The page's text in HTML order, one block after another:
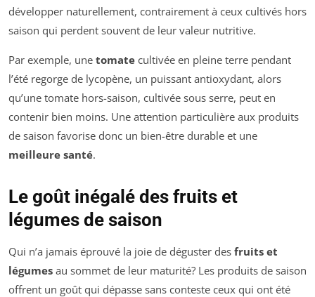
développer naturellement, contrairement à ceux cultivés hors
saison qui perdent souvent de leur valeur nutritive.
Par exemple, une tomate cultivée en pleine terre pendant
l’été regorge de lycopène, un puissant antioxydant, alors
qu’une tomate hors-saison, cultivée sous serre, peut en
contenir bien moins. Une attention particulière aux produits
de saison favorise donc un bien-être durable et une
meilleure santé.
Le goût inégalé des fruits et
légumes de saison
Qui n’a jamais éprouvé la joie de déguster des fruits et
légumes au sommet de leur maturité? Les produits de saison
offrent un goût qui dépasse sans conteste ceux qui ont été